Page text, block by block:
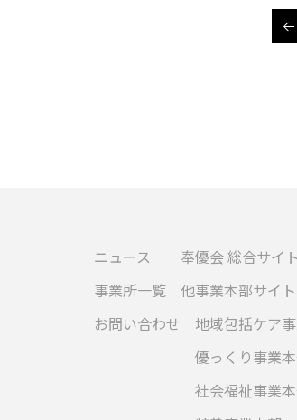
ニュース
事業所一覧
お問い合わせ
奉優会 総合サイト
他事業本部サイト
地域包括ケア
優っくり事業
社会福祉事業